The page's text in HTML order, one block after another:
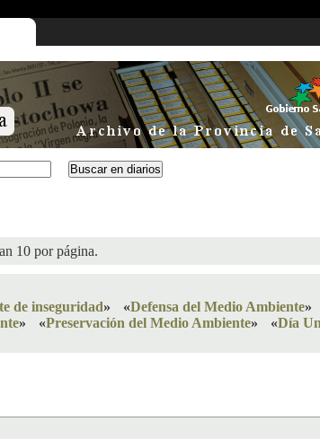
10 por página.
de inseguridad» «Defensa del Medio Ambiente»
» «Preservación del Medio Ambiente» «Día